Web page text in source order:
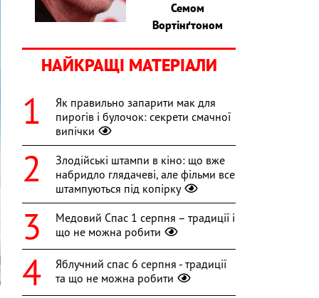
Семом
Вортінґтоном
НАЙКРАЩІ МАТЕРІАЛИ
Як правильно запарити мак для
пирогів і булочок: секрети смачної
випічки
Злодійські штампи в кіно: що вже
набридло глядачеві, але фільми все
штампуються під копірку
Медовий Спас 1 серпня – традиції і
що не можна робити
Яблучний спас 6 серпня - традиції
та що не можна робити